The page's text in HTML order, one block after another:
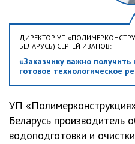
ДИРЕКТОР УП
БЕЛАРУСЬ) СЕРГЕЙ ИВАНОВ:
«Заказчику важно
готовое технологическое
УП
Беларусь производитель
водоподготовки и